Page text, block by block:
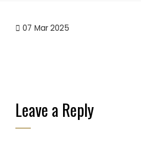
07 Mar 2025
Leave a Reply